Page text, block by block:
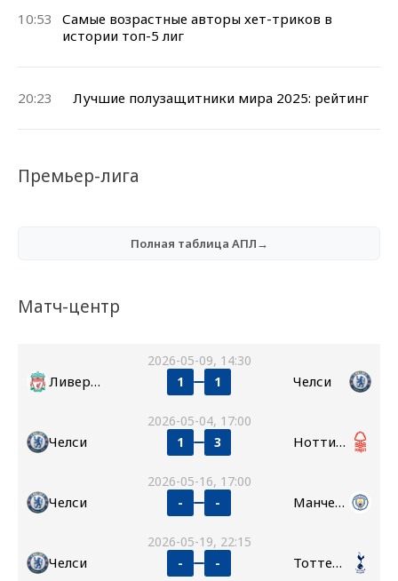
10:53
Самые возрастные авторы хет-триков в
истории топ-5 лиг
20:23 Лучшие полузащитники мира 2025: рейтинг
Премьер-лига
Полная таблица АПЛ→
Матч-центр
2026-05-09, 14:30
Ливерпуль 1 1 Челси
2026-05-04, 17:00
Челси 1 3 Ноттингем Форест
2026-05-16, 17:00
Челси - - Манчестер Сити
2026-05-19, 22:15
Челси - - Тоттенхэм